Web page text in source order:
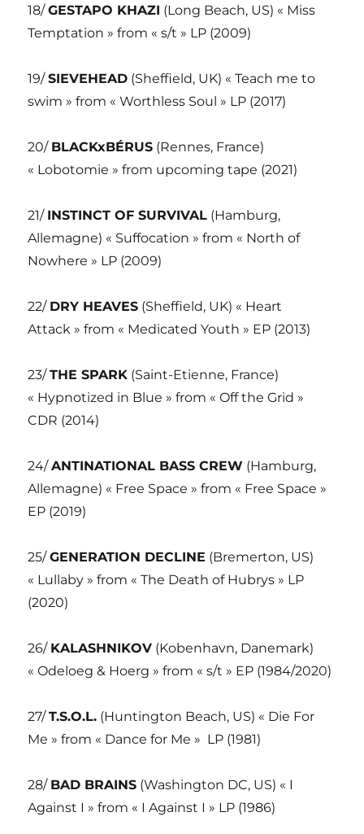
18/GESTAPO KHAZI (Long Beach, US) « Miss
Temptation » from « s/t » LP (2009)
19/SIEVEHEAD (Sheffield, UK) « Teach me to
swim » from « Worthless Soul » LP (2017)
20/ BLACKxBÉRUS (Rennes, France)
« Lobotomie » from upcoming tape (2021)
21/ INSTINCT OF SURVIVAL (Hamburg,
Allemagne) « Suffocation » from « North of
Nowhere » LP (2009)
22/ DRY HEAVES (Sheffield, UK) « Heart
Attack » from « Medicated Youth » EP (2013)
23/THE SPARK (Saint-Etienne, France)
« Hypnotized in Blue » from « Off the Grid »
CDR (2014)
24/ANTINATIONAL BASS CREW (Hamburg,
Allemagne) « Free Space » from « Free Space »
EP (2019)
25/GENERATION DECLINE (Bremerton, US)
« Lullaby » from « The Death of Hubrys » LP
(2020)
26/ KALASHNIKOV (Kobenhavn, Danemark)
« Odeloeg & Hoerg » from « s/t » EP (1984/2020)
27/T.S.O.L. (Huntington Beach, US) « Die For
Me » from « Dance for Me » LP (1981)
28/ BAD BRAINS (Washington DC, US) « I
Against I » from « I Against I » LP (1986)